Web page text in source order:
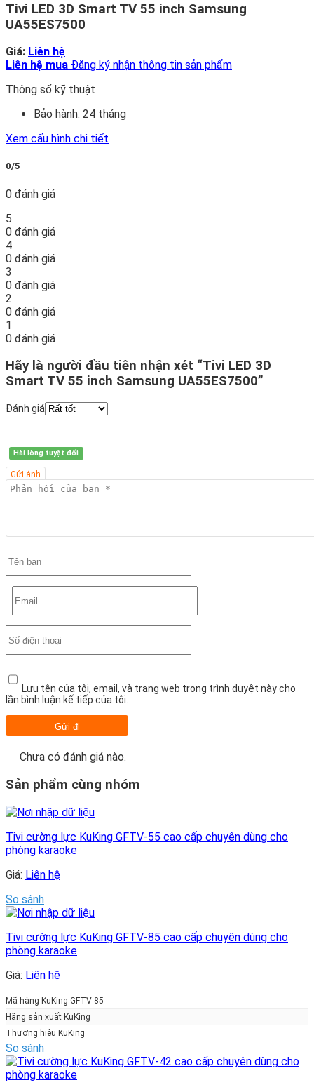
Tivi LED 3D Smart TV 55 inch Samsung
UA55ES7500
Giá: Liên hệ
Liên hệ mua Đăng ký nhận thông tin sản phẩm
Thông số kỹ thuật
Bảo hành: 24 tháng
Xem cấu hình chi tiết
0/5
0 đánh giá
5
0 đánh giá
4
0 đánh giá
3
0 đánh giá
2
0 đánh giá
1
0 đánh giá
Hãy là người đầu tiên nhận xét “Tivi LED 3D
Smart TV 55 inch Samsung UA55ES7500”
Đánh giá
Hài lòng tuyệt đối
Gửi ảnh
Lưu tên của tôi, email, và trang web trong trình duyệt này cho
lần bình luận kế tiếp của tôi.
Chưa có đánh giá nào.
Sản phẩm cùng nhóm
Tivi cường lực KuKing GFTV-55 cao cấp chuyên dùng cho
phòng karaoke
Giá: Liên hệ
So sánh
Tivi cường lực KuKing GFTV-85 cao cấp chuyên dùng cho
phòng karaoke
Giá: Liên hệ
Mã hàng KuKing GFTV-85
Hãng sản xuất KuKing
Thương hiệu KuKing
So sánh